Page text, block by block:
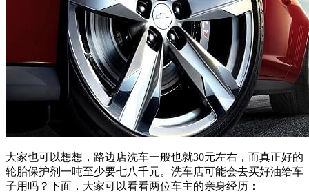
大家也可以想想，路边店洗车一般也就30元左右，而真正好的
轮胎保护剂一吨至少要七八千元。洗车店可能会去买好油给车
子用吗？下面，大家可以看看两位车主的亲身经历：